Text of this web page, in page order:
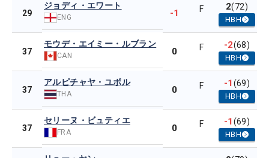
29
ジョディ・エワート
ENG -1 F 2(72)
HBH
37
モウデ・エイミー・ルブラン
CAN 0 F -2(68)
HBH
37
アルピチャヤ・ユボル
THA 0 F -1(69)
HBH
37
セリーヌ・ビュティエ
FRA 0 F -1(69)
HBH